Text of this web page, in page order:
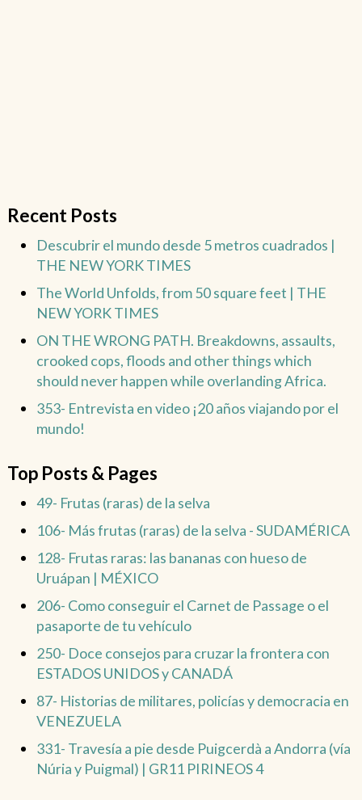
Recent Posts
Descubrir el mundo desde 5 metros cuadrados |
THE NEW YORK TIMES
The World Unfolds, from 50 square feet | THE
NEW YORK TIMES
ON THE WRONG PATH. Breakdowns, assaults,
crooked cops, floods and other things which
should never happen while overlanding Africa.
353- Entrevista en video ¡20 años viajando por el
mundo!
Top Posts & Pages
49- Frutas (raras) de la selva
106- Más frutas (raras) de la selva - SUDAMÉRICA
128- Frutas raras: las bananas con hueso de
Uruápan | MÉXICO
206- Como conseguir el Carnet de Passage o el
pasaporte de tu vehículo
250- Doce consejos para cruzar la frontera con
ESTADOS UNIDOS y CANADÁ
87- Historias de militares, policías y democracia en
VENEZUELA
331- Travesía a pie desde Puigcerdà a Andorra (vía
Núria y Puigmal) | GR11 PIRINEOS 4